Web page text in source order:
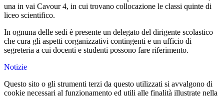
una in vai Cavour 4, in cui trovano collocazione le classi quinte di
liceo scientifico.
In ognuna delle sedi è presente un delegato del dirigente scolastico
che cura gli aspetti corganizzativi contingenti e un ufficio di
segreteria a cui docenti e studenti possono fare riferimento.
Notizie
Questo sito o gli strumenti terzi da questo utilizzati si avvalgono di
cookie necessari al funzionamento ed utili alle finalità illustrate nella